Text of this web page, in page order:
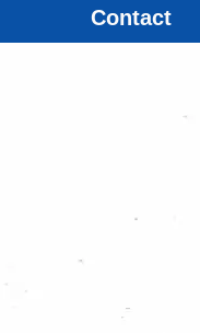
Contact